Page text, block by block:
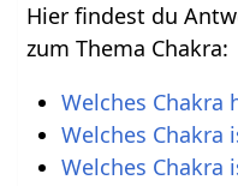
Hier findest du
zum Thema Chakra:
Welches Chakra
Welches Chakra
Welches Chakra